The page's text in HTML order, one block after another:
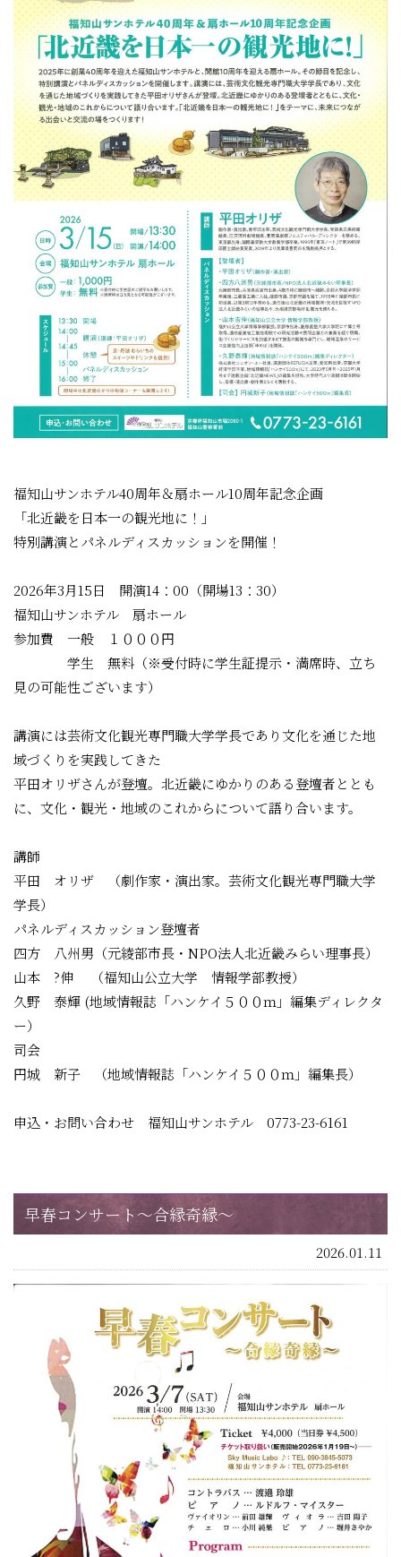
福知山サンホテル40周年＆扇ホール10周年記念企画
「北近畿を日本一の観光地に！」
特別講演とパネルディスカッションを開催！
2026年3月15日 開演14：00（開場13：30）
福知山サンホテル 扇ホール
参加費 一般 １０００円
学生 無料（※受付時に学生証提示・満席時、立ち
見の可能性ございます）
講演には芸術文化観光専門職大学学長であり文化を通じた地
域づくりを実践してきた
平田オリザさんが登壇。北近畿にゆかりのある登壇者ととも
に、文化・観光・地域のこれからについて語り合います。
講師
平田 オリザ （劇作家・演出家。芸術文化観光専門職大学
学長）
パネルディスカッション登壇者
四方 八州男（元綾部市長・NPO法人北近畿みらい理事長）
山本 ?伸 （福知山公立大学 情報学部教授）
久野 泰輝 (地域情報誌「ハンケイ５００ｍ」編集ディレクタ
ー）
司会
円城 新子 （地域情報誌「ハンケイ５００ｍ」編集長）
申込・お問い合わせ 福知山サンホテル 0773-23-6161
早春コンサート～合縁奇縁～
2026.01.11